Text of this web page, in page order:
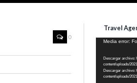
0
Travel
Reproductor
vídeo
Media error:
Descargar archivo:
content/uploads/
Descargar archivo:
content/uploads/